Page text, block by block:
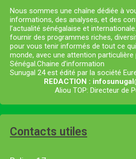
Nous sommes une chaîne dédiée à
informations, des analyses, et des
l’actualité sénégalaise et
fournir des programmes riches,
pour vous tenir informés de tout ce
monde, avec une attention particulière
Sénégal.Chaine d’information
Sunugal 24 est édité par la société
REDACTION :
Aliou TOP: Directeur de
Contacts utiles